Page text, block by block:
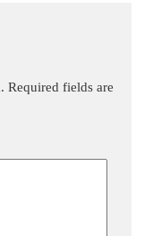
Required fields are